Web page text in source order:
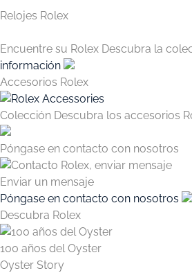
Relojes Rolex
Encuentre su Rolex Descubra la
información
Accesorios Rolex
Colección Descubra los accesorios
Póngase en contacto con nosotros
Enviar un mensaje
Póngase en contacto con nosotros
Descubra Rolex
100 años del Oyster
Oyster Story